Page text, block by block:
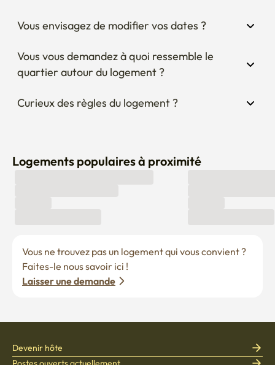
Vous envisagez de modifier vos dates ?
Vous vous demandez à quoi ressemble le
quartier autour du logement ?
Curieux des règles du logement ?
Logements populaires à proximité
Vous ne trouvez pas un logement qui vous convient ?
Faites-le nous savoir ici !
Laisser une demande
Devenir hôte